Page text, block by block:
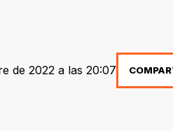
de 2022 a las 20:07